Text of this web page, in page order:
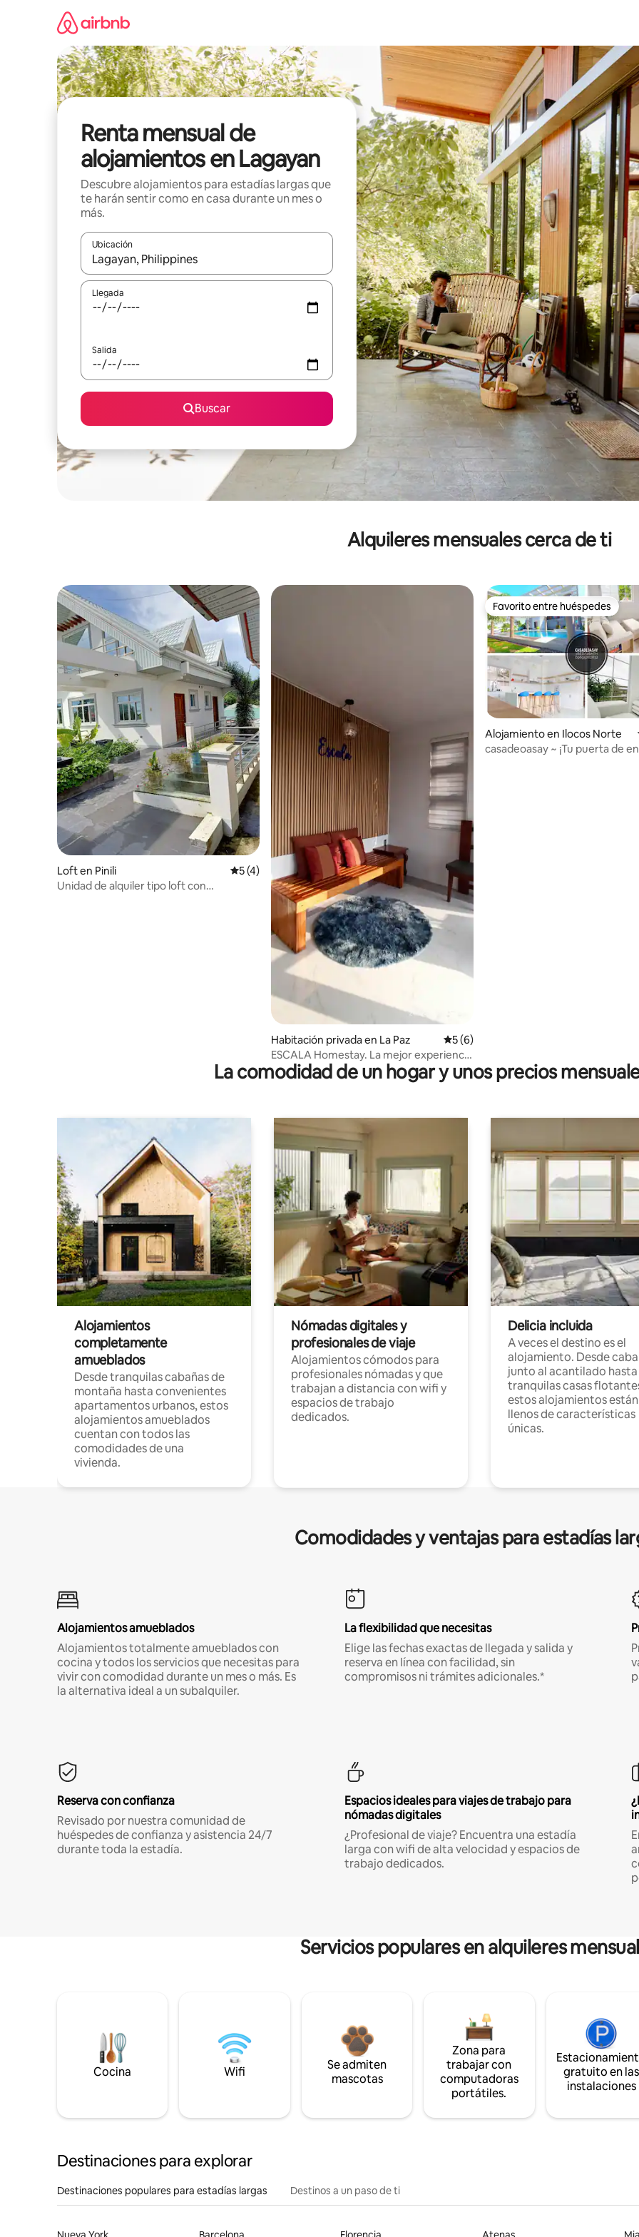
Renta mensual de
alojamientos en Lagayan
Descubre alojamientos para estadías largas que
te harán sentir como en casa durante un mes o
más.
Ubicación
Cuando los resultados estén disponibles, navega con las teclas de flecha hacia arriba y hacia abajo o explora con el
Llegada
Salida
Buscar
Alquileres mensuales cerca de ti
Loft en Pinili Calificación promedio: 5 de 5, 4 reseñas
5 (4)
Unidad de alquiler tipo loft con
Habitación privada en La Paz Calificación promedio: 5 de 5, 6 reseñas
5 (6)
ESCALA Homestay. La mejor experiencia
rural
Favorito entre huéspedes
Favorito entre huéspedes
Alojamiento en Ilocos Norte
casadeoasay ~ ¡Tu puerta de
La comodidad de un hogar y unos precios
Alojamientos
completamente
amueblados
Desde tranquilas cabañas de
montaña hasta convenientes
apartamentos urbanos, estos
alojamientos amueblados
cuentan con todos las
comodidades de una
vivienda.
Nómadas digitales y
profesionales de viaje
Alojamientos cómodos para
profesionales nómadas y que
trabajan a distancia con wifi y
espacios de trabajo
dedicados.
Delicia incluida
A veces el destino es el
alojamiento. Desde
junto al acantilado hasta
tranquilas casas
estos alojamientos están
llenos de características
únicas.
Comodidades y ventajas para estadías
Alojamientos amueblados
Alojamientos totalmente amueblados con
cocina y todos los servicios que necesitas para
vivir con comodidad durante un mes o más. Es
la alternativa ideal a un subalquiler.
La flexibilidad que necesitas
Elige las fechas exactas de llegada y salida y
reserva en línea con facilidad, sin
compromisos ni trámites adicionales.*
Reserva con confianza
Revisado por nuestra comunidad de
huéspedes de confianza y asistencia 24/7
durante toda la estadía.
Espacios ideales para viajes de trabajo para
nómadas digitales
¿Profesional de viaje? Encuentra una estadía
larga con wifi de alta velocidad y espacios de
trabajo dedicados.
Servicios populares en alquileres
Cocina Wifi
Se admiten
mascotas
Zona para
trabajar con
computadoras
portátiles.
gratuito en las
instalaciones
Destinaciones para explorar
Destinaciones populares para estadías largas Destinos a un paso de ti